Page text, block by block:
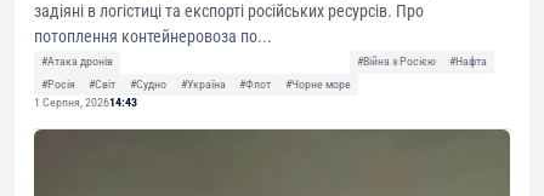
задіяні в логістиці та експорті російських ресурсів. Про
потоплення контейнеровоза по...
#Атака дронів #Війна з Росією
#Нафта
#Росія
#Світ #Судно #Україна #Флот
#Чорне море
1 Серпня, 202614:43